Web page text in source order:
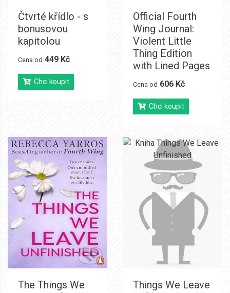
Čtvrté křídlo - s
bonusovou
kapitolou
Cena od 449 Kč
Chci koupit
Official Fourth
Wing Journal:
Violent Little
Thing Edition
with Lined Pages
Cena od 606 Kč
Chci koupit
The Things We
Things We Leave